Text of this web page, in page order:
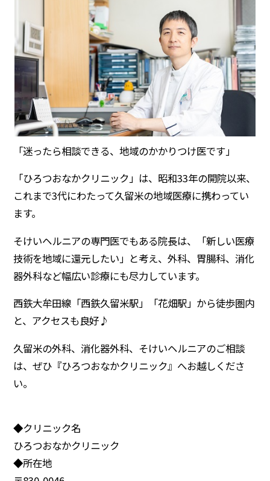
「迷ったら相談できる、地域のかかりつけ医です」
「ひろつおなかクリニック」は、昭和33年の開院以来、
これまで3代にわたって久留米の地域医療に携わってい
ます。
そけいヘルニアの専門医でもある院長は、「新しい医療
技術を地域に還元したい」と考え、外科、胃腸科、消化
器外科など幅広い診療にも尽力しています。
西鉄大牟田線「西鉄久留米駅」「花畑駅」から徒歩圏内
と、アクセスも良好♪
久留米の外科、消化器外科、そけいヘルニアのご相談
は、ぜひ『ひろつおなかクリニック』へお越しくださ
い。
◆クリニック名
ひろつおなかクリニック
◆所在地